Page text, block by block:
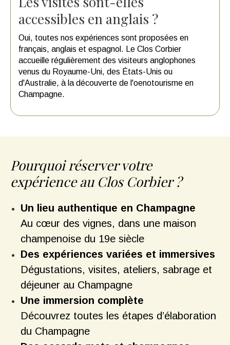
accessibles en anglais ?
Oui, toutes nos expériences sont proposées en
français, anglais et espagnol. Le Clos Corbier
accueille régulièrement des visiteurs anglophones
venus du Royaume-Uni, des États-Unis ou
d'Australie, à la découverte de l'oenotourisme en
Champagne.
Pourquoi réserver votre
expérience au Clos Corbier ?
Un lieu authentique en Champagne
Au cœur des vignes, dans une maison
champenoise du 19e siècle
Des expériences variées et immersives
Dégustations, visites, ateliers, sabrage et
déjeuner au Champagne
Une immersion complète
Découvrez toutes les étapes d’élaboration
du Champagne